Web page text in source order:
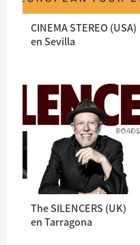
CINEMA STEREO (USA)
en Sevilla
The SILENCERS (UK)
en Tarragona